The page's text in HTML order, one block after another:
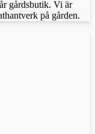
gårdsbutik. Vi är
på gården.